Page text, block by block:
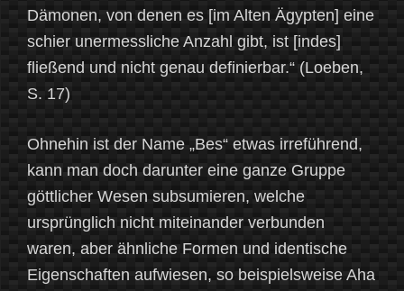
Dämonen, von denen es [im Alten Ägypten] eine
schier unermessliche Anzahl gibt, ist [indes]
fließend und nicht genau definierbar.“ (Loeben,
S. 17)
Ohnehin ist der Name „Bes“ etwas irreführend,
kann man doch darunter eine ganze Gruppe
göttlicher Wesen subsumieren, welche
ursprünglich nicht miteinander verbunden
waren, aber ähnliche Formen und identische
Eigenschaften aufwiesen, so beispielsweise Aha